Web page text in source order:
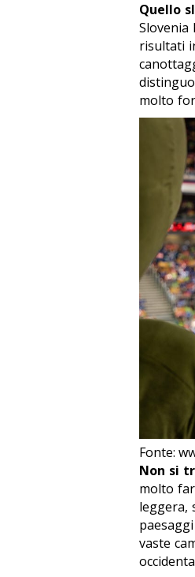
Quello
risultati
molto
Fonte:
Non si
molto
leggera,
vaste